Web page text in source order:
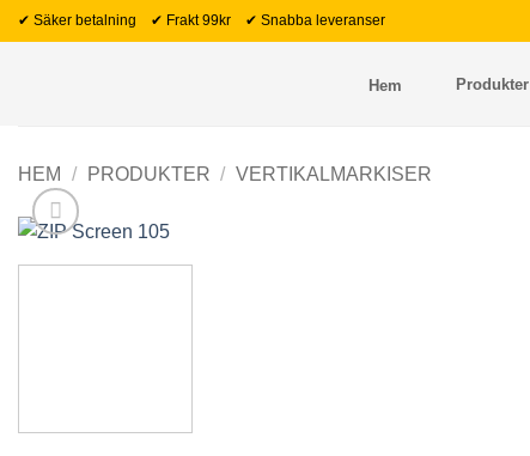
Skip
to
✔ Säker betalning ✔ Frakt 99kr ✔ Snabba leveranser
Hem Produkter
HEM / PRODUKTER / VERTIKALMARKISER